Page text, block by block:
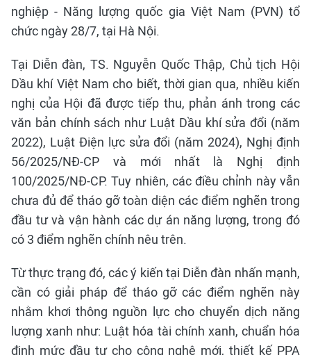
nghiệp - Năng lượng quốc gia Việt Nam (PVN) tổ
chức ngày 28/7, tại Hà Nội.
Tại Diễn đàn, TS. Nguyễn Quốc Thập, Chủ tịch Hội
Dầu khí Việt Nam cho biết, thời gian qua, nhiều kiến
nghị của Hội đã được tiếp thu, phản ánh trong các
văn bản chính sách như Luật Dầu khí sửa đổi (năm
2022), Luật Điện lực sửa đổi (năm 2024), Nghị định
56/2025/NĐ-CP và mới nhất là Nghị định
100/2025/NĐ-CP. Tuy nhiên, các điều chỉnh này vẫn
chưa đủ để tháo gỡ toàn diện các điểm nghẽn trong
đầu tư và vận hành các dự án năng lượng, trong đó
có 3 điểm nghẽn chính nêu trên.
Từ thực trạng đó, các ý kiến tại Diễn đàn nhấn mạnh,
cần có giải pháp để tháo gỡ các điểm nghẽn này
nhằm khơi thông nguồn lực cho chuyển dịch năng
lượng xanh như: Luật hóa tài chính xanh, chuẩn hóa
định mức đầu tư cho công nghệ mới, thiết kế PPA